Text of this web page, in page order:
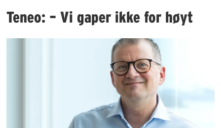
Teneo: – Vi gaper ikke for høyt